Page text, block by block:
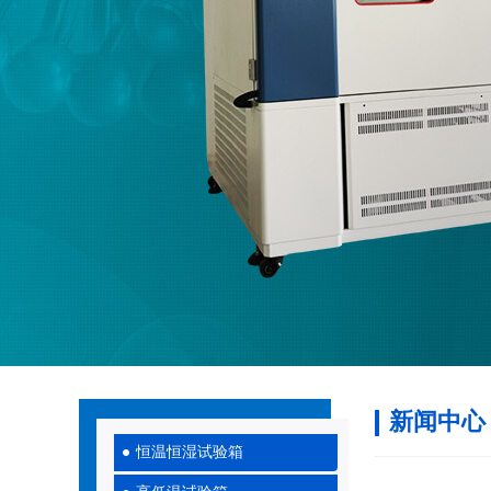
恒温恒湿试验箱
新闻中心